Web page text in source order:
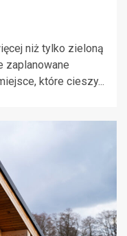
niż tylko zieloną
zaplanowane
które cieszy...